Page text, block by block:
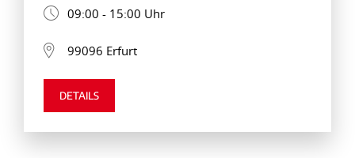
09:00 - 15:00 Uhr
99096 Erfurt
DETAILS